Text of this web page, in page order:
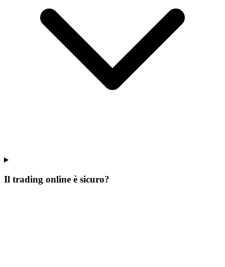
Il trading online è sicuro?